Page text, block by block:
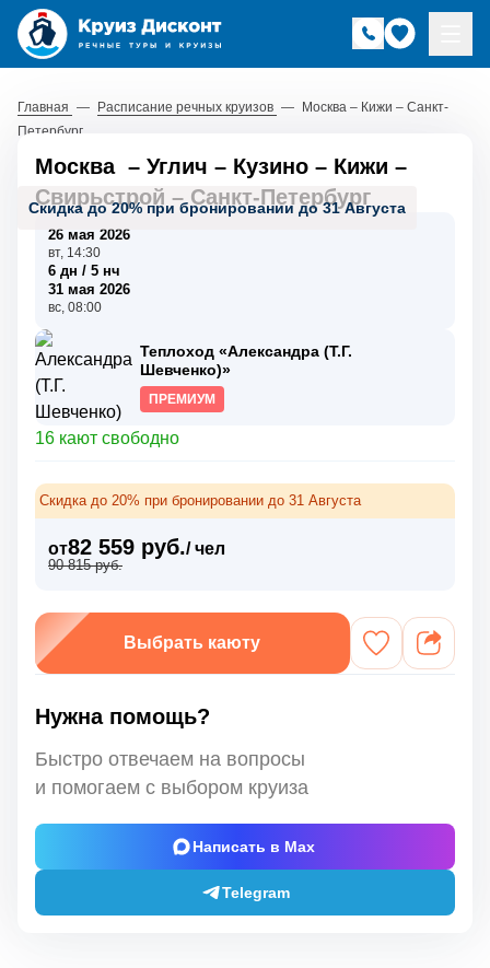
Главная — Расписание речных круизов — Москва – Кижи – Санкт-
Петербург
Скидка до 20% при бронировании до 31 Августа
Москва – Углич – Кузино – Кижи –
Свирьстрой –Санкт-Петербург
26 мая 2026
вт, 14:30
6 дн / 5 нч
31 мая 2026
вс, 08:00
Теплоход «Александра (Т.Г.
Шевченко)»
ПРЕМИУМ
16 кают свободно
Скидка до 20% при бронировании до 31 Августа
от82 559 руб./ чел
90 815 руб.
Выбрать каюту
Нужна помощь?
Быстро отвечаем на вопросы
и помогаем с выбором круиза
Написать в Max
Telegram